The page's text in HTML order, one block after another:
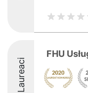
Laureaci
FHU